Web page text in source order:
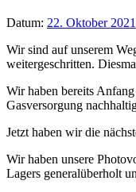
Datum: 22. Oktober 2021
Wir sind auf unserem
weitergeschritten.
Wir haben bereits Anfang
Gasversorgung
Jetzt haben wir die
Wir haben unsere
Lagers generalüberholt